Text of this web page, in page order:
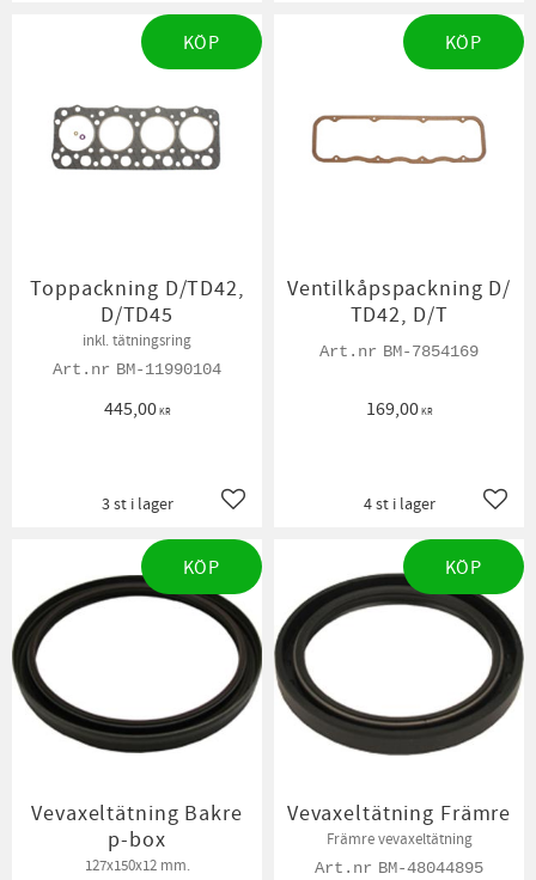
Toppackning D/TD42,
D/TD45
inkl. tätningsring
BM-11990104
445,00KR
Lägg till i favoriter
3 st i lager
KÖP
Ventilkåpspackning D/
TD42, D/T
BM-7854169
169,00KR
4 st i lager
KÖP
Vevaxeltätning Bakre
p-box
127x150x12 mm.
KÖP
Vevaxeltätning Främre
Främre vevaxeltätning
BM-48044895
KÖP